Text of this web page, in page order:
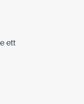
ett